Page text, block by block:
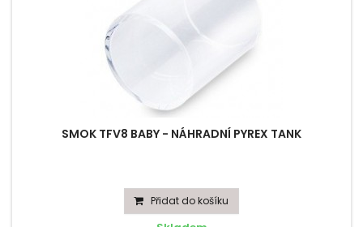
SMOK TFV8 BABY - NÁHRADNÍ PYREX TANK
Přidat do košíku